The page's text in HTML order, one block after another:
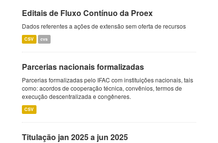
Editais de Fluxo Contínuo da Proex
Dados referentes a ações de extensão sem oferta de recursos
CSV cvs
Parcerias nacionais formalizadas
Parcerias formalizadas pelo IFAC com instituições nacionais, tais
como: acordos de cooperação técnica, convênios, termos de
execução descentralizada e congêneres.
CSV
Titulação jan 2025 a jun 2025